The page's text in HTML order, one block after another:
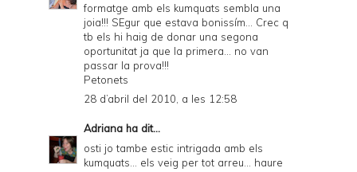
formatge amb els kumquats sembla una
joia!!! SEgur que estava bonissím... Crec q
tb els hi haig de donar una segona
oportunitat ja que la primera... no van
passar la prova!!!
Petonets
28 d’abril del 2010, a les 12:58
Adriana ha dit...
osti jo tambe estic intrigada amb els
kumquats... els veig per tot arreu... haure